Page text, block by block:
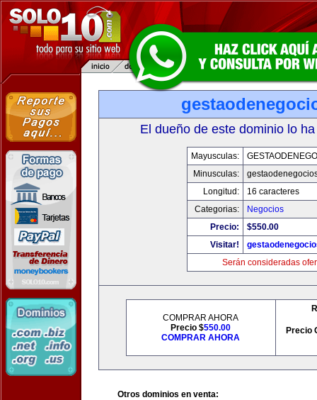
El dueño de este dominio lo
Mayusculas:
Minusculas:
Longitud:
16 caracteres
Categorias:
Negocios
Precio:
$550.00
Visitar!
Serán consideradas
COMPRAR AHORA
Precio $550.00
COMPRAR AHORA
Precio
Otros dominios en venta: